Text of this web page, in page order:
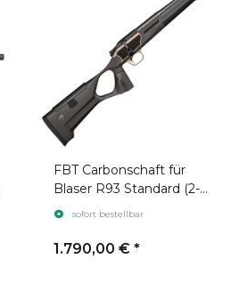
FBT Carbonschaft für
Blaser R93 Standard (2-
part)sofort bestellbar
1.790,00 € *